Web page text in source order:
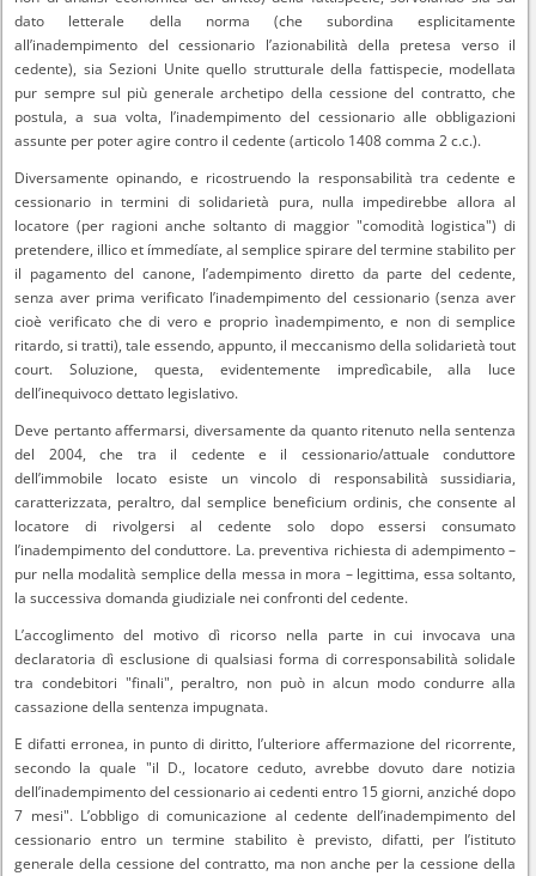
dato letterale della norma (che subordina esplicitamente
all’inadempimento del cessionario l’azionabilità della pretesa verso il
cedente), sia Sezioni Unite quello strutturale della fattispecie, modellata
pur sempre sul più generale archetipo della cessione del contratto, che
postula, a sua volta, l’inadempimento del cessionario alle obbligazioni
assunte per poter agire contro il cedente (articolo 1408 comma 2 c.c.).
Diversamente opinando, e ricostruendo la responsabilità tra cedente e
cessionario in termini di solidarietà pura, nulla impedirebbe allora al
locatore (per ragioni anche soltanto di maggior "comodità logistica") di
pretendere, illico et ímmedíate, al semplice spirare del termine stabilito per
il pagamento del canone, l’adempimento diretto da parte del cedente,
senza aver prima verificato l’inadempimento del cessionario (senza aver
cioè verificato che di vero e proprio ìnadempimento, e non di semplice
ritardo, si tratti), tale essendo, appunto, il meccanismo della solidarietà tout
court. Soluzione, questa, evidentemente impredìcabile, alla luce
dell’inequivoco dettato legislativo.
Deve pertanto affermarsi, diversamente da quanto ritenuto nella sentenza
del 2004, che tra il cedente e il cessionario/attuale conduttore
dell’immobile locato esiste un vincolo di responsabilità sussidiaria,
caratterizzata, peraltro, dal semplice beneficium ordinis, che consente al
locatore di rivolgersi al cedente solo dopo essersi consumato
l’inadempimento del conduttore. La. preventiva richiesta di adempimento –
pur nella modalità semplice della messa in mora – legittima, essa soltanto,
la successiva domanda giudiziale nei confronti del cedente.
L’accoglimento del motivo dì ricorso nella parte in cui invocava una
declaratoria dì esclusione di qualsiasi forma di corresponsabilità solidale
tra condebitori "finali", peraltro, non può in alcun modo condurre alla
cassazione della sentenza impugnata.
E difatti erronea, in punto di diritto, l’ulteriore affermazione del ricorrente,
secondo la quale "il D., locatore ceduto, avrebbe dovuto dare notizia
dell’inadempimento del cessionario ai cedenti entro 15 giorni, anziché dopo
7 mesi". L’obbligo di comunicazione al cedente dell’inadempimento del
cessionario entro un termine stabilito è previsto, difatti, per l’istituto
generale della cessione del contratto, ma non anche per la cessione della